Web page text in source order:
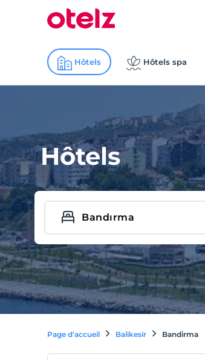
Hôtels Hôtels spa
Hôtels
Page d'accueil Balikesir Bandirma